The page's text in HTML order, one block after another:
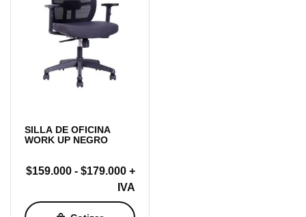
SILLA DE OFICINA
WORK UP NEGRO
$159.000 - $179.000Rango
de
precios:
+
IVA